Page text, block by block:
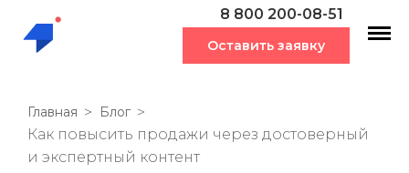
8 800 200-08-51
Оставить заявку
Главная Блог
Как повысить продажи через достоверный
и экспертный контент